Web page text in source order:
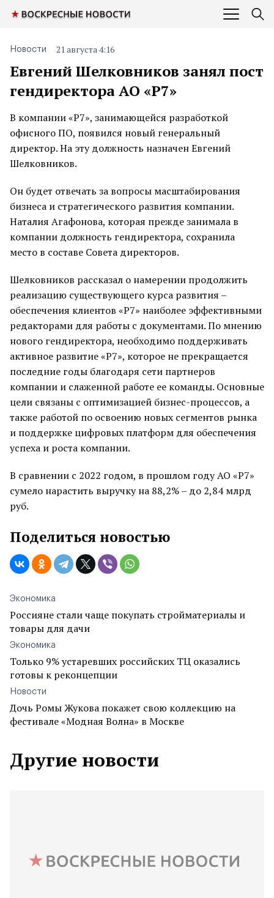
Евгений Шелковников занял пост
гендиректора АО «Р7»
Новости 21 августа 4:16
В компании «Р7», занимающейся разработкой
офисного ПО, появился новый генеральный
директор. На эту должность назначен Евгений
Шелковников.
Он будет отвечать за вопросы масштабирования
бизнеса и стратегического развития компании.
Наталия Агафонова, которая прежде занимала в
компании должность гендиректора, сохранила
место в составе Совета директоров.
Шелковников рассказал о намерении продолжить
реализацию существующего курса развития –
обеспечения клиентов «Р7» наиболее эффективными
редакторами для работы с документами. По мнению
нового гендиректора, необходимо поддерживать
активное развитие «Р7», которое не прекращается
последние годы благодаря сети партнеров
компании и слаженной работе ее команды. Основные
цели связаны с оптимизацией бизнес-процессов, а
также работой по освоению новых сегментов рынка
и поддержке цифровых платформ для обеспечения
успеха и роста компании.
В сравнении с 2022 годом, в прошлом году АО «Р7»
сумело нарастить выручку на 88,2% – до 2,84 млрд
руб.
Поделиться новостью
Экономика
Россияне стали чаще покупать стройматериалы и
товары для дачи
Экономика
Только 9% устаревших российских ТЦ оказались
готовы к реконцепции
Новости
Дочь Ромы Жукова покажет свою коллекцию на
фестивале «Модная Волна» в Москве
Другие новости